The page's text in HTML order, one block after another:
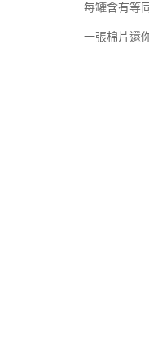
每罐含有等
一張棉片還